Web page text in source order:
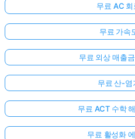
무료 AC
무료 가속
무료 외상 매출
무료 산-염
무료 ACT 수학
무료 활성화